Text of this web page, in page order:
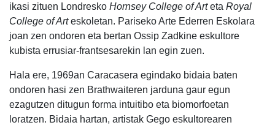
ikasi zituen Londresko Hornsey College of Arteta Royal
College of Arteskoletan. Pariseko Arte Ederren Eskolara
joan zen ondoren eta bertan Ossip Zadkine eskultore
kubista errusiar-frantsesarekin lan egin zuen.
Hala ere, 1969an Caracasera egindako bidaia baten
ondoren hasi zen Brathwaiteren jarduna gaur egun
ezagutzen ditugun forma intuitibo eta biomorfoetan
loratzen. Bidaia hartan, artistak Gego eskultorearen